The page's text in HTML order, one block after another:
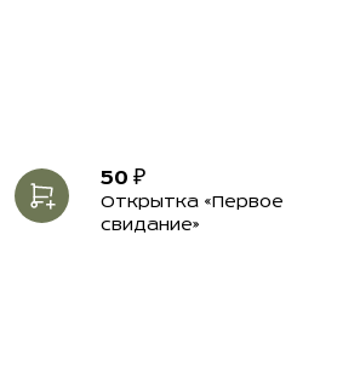
Открытка «Первое
свидание»
50 ₽